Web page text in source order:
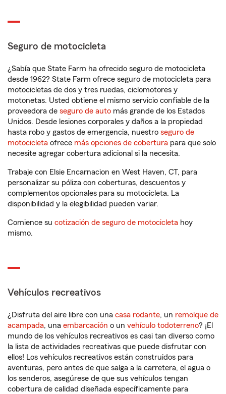
Seguro de motocicleta
¿Sabía que State Farm ha ofrecido seguro de motocicleta
desde 1962? State Farm ofrece seguro de motocicleta para
motocicletas de dos y tres ruedas, ciclomotores y
motonetas. Usted obtiene el mismo servicio confiable de la
proveedora de seguro de auto más grande de los Estados
Unidos. Desde lesiones corporales y daños a la propiedad
hasta robo y gastos de emergencia, nuestro seguro de
motocicleta ofrece más opciones de cobertura para que solo
necesite agregar cobertura adicional si la necesita.
Trabaje con Elsie Encarnacion en West Haven, CT, para
personalizar su póliza con coberturas, descuentos y
complementos opcionales para su motocicleta. La
disponibilidad y la elegibilidad pueden variar.
Comience su cotización de seguro de motocicleta hoy
mismo.
Vehículos recreativos
¿Disfruta del aire libre con una casa rodante, un remolque de
acampada, una embarcación o un vehículo todoterreno? ¡El
mundo de los vehículos recreativos es casi tan diverso como
la lista de actividades recreativas que puede disfrutar con
ellos! Los vehículos recreativos están construidos para
aventuras, pero antes de que salga a la carretera, el agua o
los senderos, asegúrese de que sus vehículos tengan
cobertura de calidad diseñada específicamente para